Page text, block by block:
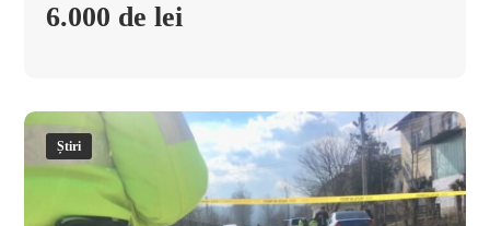
6.000 de lei
Știri